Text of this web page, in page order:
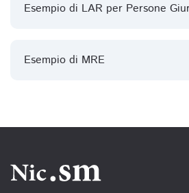
Esempio di LAR per Persone
Esempio di MRE